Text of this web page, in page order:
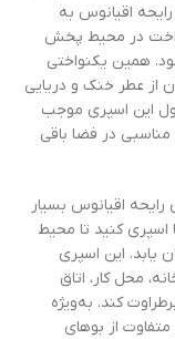
اقیانوس به
در محیط پخش
همین یکنواختی
از عطر خنک و دریایی
این اسپری موجب
در فضا باقی
اقیانوس بسیار
کنید تا محیط
این اسپری
محل کار، اتاق
کند. به‌ویژه
متفاوت از بوهای